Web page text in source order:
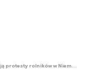
Trwają protesty rolników w Niemczech i Francji. Traktory jadą na stolice